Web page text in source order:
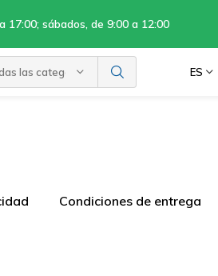
las categorías ES
sábados, de 9:00 a 12:00
Condiciones de entrega